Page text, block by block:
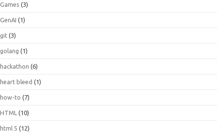
Games (3)
GenAI (1)
git (3)
golang (1)
hackathon (6)
heart bleed (1)
how-to (7)
HTML (10)
html 5 (12)